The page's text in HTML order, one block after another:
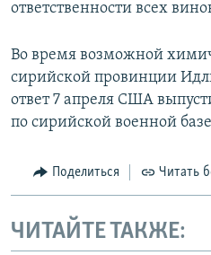
ответственности всех
Во время возможной
сирийской провинции
ответ 7 апреля США
по сирийской военной
Поделиться Читать
ЧИТАЙТЕ ТАКЖЕ: